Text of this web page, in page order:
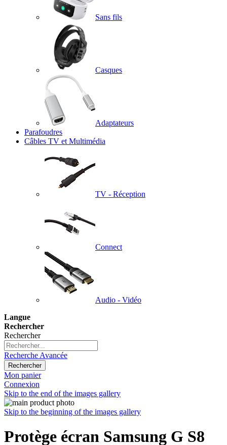
Sans fils
Casques
Adaptateurs
Parafoudres
Câbles TV et Multimédia
TV - Réception
Connect
Audio - Vidéo
Langue
Rechercher
Rechercher
Recherche Avancée
Rechercher
Mon panier
Connexion
Skip to the end of the images gallery
Skip to the beginning of the images gallery
Protège écran Samsung G S8